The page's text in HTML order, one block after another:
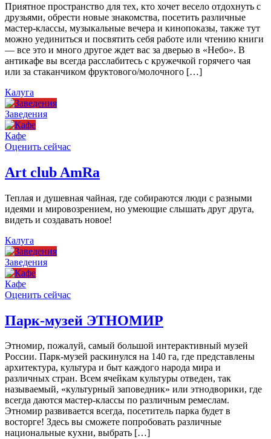
Приятное пространство для тех, кто хочет весело отдохнуть с
друзьями, обрести новые знакомства, посетить различные
мастер-классы, музыкальные вечера и кинопоказы, также тут
можно уединиться и посвятить себя работе или чтению книги
— все это и много другое ждет вас за дверью в «Небо». В
антикафе вы всегда расслабитесь с кружечкой горячего чая
или за стаканчиком фруктового/молочного […]
Калуга
Заведения
Кафе
Оценить сейчас
Art сlub AmRa
Теплая и душевная чайная, где собираются люди с разными
идеями и мировозрением, но умеющие слышать друг друга,
видеть и создавать новое!
Калуга
Заведения
Кафе
Оценить сейчас
Парк-музей ЭТНОМИР
Этномир, пожалуй, самый большой интерактивный музей
России. Парк-музей раскинулся на 140 га, где представлены
архитектура, культура и быт каждого народа мира и
различных стран. Всем ячейкам культуры отведен, так
называемый, «культурный заповедник» или этнодворики, где
всегда даются мастер-классы по различным ремеслам.
Этномир развивается всегда, посетитель парка будет в
восторге! Здесь вы сможете попробовать различные
национальные кухни, выбрать […]